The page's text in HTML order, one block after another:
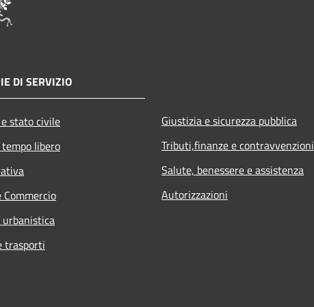
DI SERVIZIO
stato civile
libero
Commercio
urbanistica
trasporti
Giustizia e sicurezza pubblica
Tributi,finanze e contravvenzioni
Salute, benessere e assistenza
Autorizzazioni